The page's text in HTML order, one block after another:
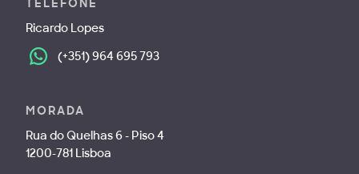
TELEFONE
Ricardo Lopes
(+351) 964 695 793
MORADA
Rua do Quelhas 6 - Piso 4
1200-781 Lisboa